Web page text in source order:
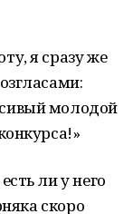
я сразу же
молодой
ли у него
скоро